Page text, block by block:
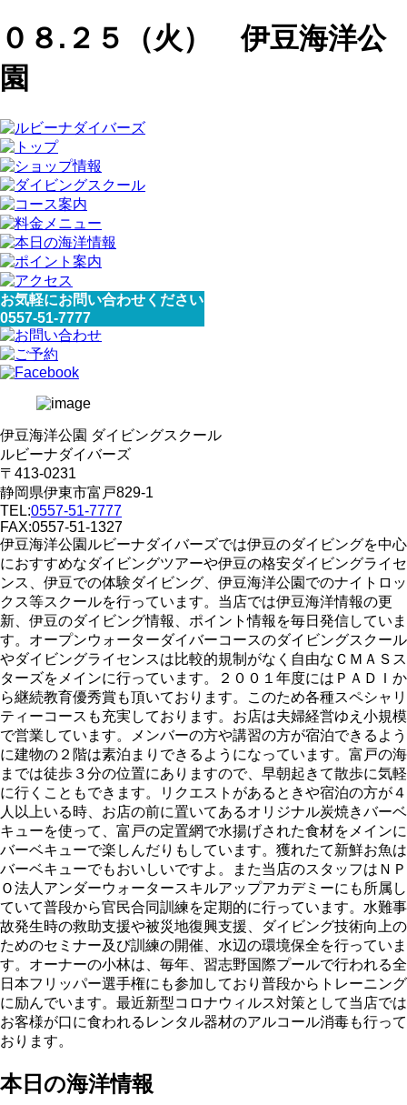
０８.２５（火） 伊豆海洋公
園
お気軽にお問い合わせください
0557-51-7777
伊豆海洋公園 ダイビングスクール
ルビーナダイバーズ
〒413-0231
静岡県伊東市富戸829-1
TEL:0557-51-7777
FAX:0557-51-1327
伊豆海洋公園ルビーナダイバーズでは伊豆のダイビングを中心
におすすめなダイビングツアーや伊豆の格安ダイビングライセ
ンス、伊豆での体験ダイビング、伊豆海洋公園でのナイトロッ
クス等スクールを行っています。当店では伊豆海洋情報の更
新、伊豆のダイビング情報、ポイント情報を毎日発信していま
す。オープンウォーターダイバーコースのダイビングスクール
やダイビングライセンスは比較的規制がなく自由なＣＭＡＳス
ターズをメインに行っています。２００１年度にはＰＡＤＩか
ら継続教育優秀賞も頂いております。このため各種スペシャリ
ティーコースも充実しております。お店は夫婦経営ゆえ小規模
で営業しています。メンバーの方や講習の方が宿泊できるよう
に建物の２階は素泊まりできるようになっています。富戸の海
までは徒歩３分の位置にありますので、早朝起きて散歩に気軽
に行くこともできます。リクエストがあるときや宿泊の方が４
人以上いる時、お店の前に置いてあるオリジナル炭焼きバーベ
キューを使って、富戸の定置網で水揚げされた食材をメインに
バーベキューで楽しんだりもしています。獲れたて新鮮お魚は
バーベキューでもおいしいですよ。また当店のスタッフはＮＰ
Ｏ法人アンダーウォータースキルアップアカデミーにも所属し
ていて普段から官民合同訓練を定期的に行っています。水難事
故発生時の救助支援や被災地復興支援、ダイビング技術向上の
ためのセミナー及び訓練の開催、水辺の環境保全を行っていま
す。オーナーの小林は、毎年、習志野国際プールで行われる全
日本フリッパー選手権にも参加しており普段からトレーニング
に励んでいます。最近新型コロナウィルス対策として当店では
お客様が口に食われるレンタル器材のアルコール消毒も行って
おります。
本日の海洋情報